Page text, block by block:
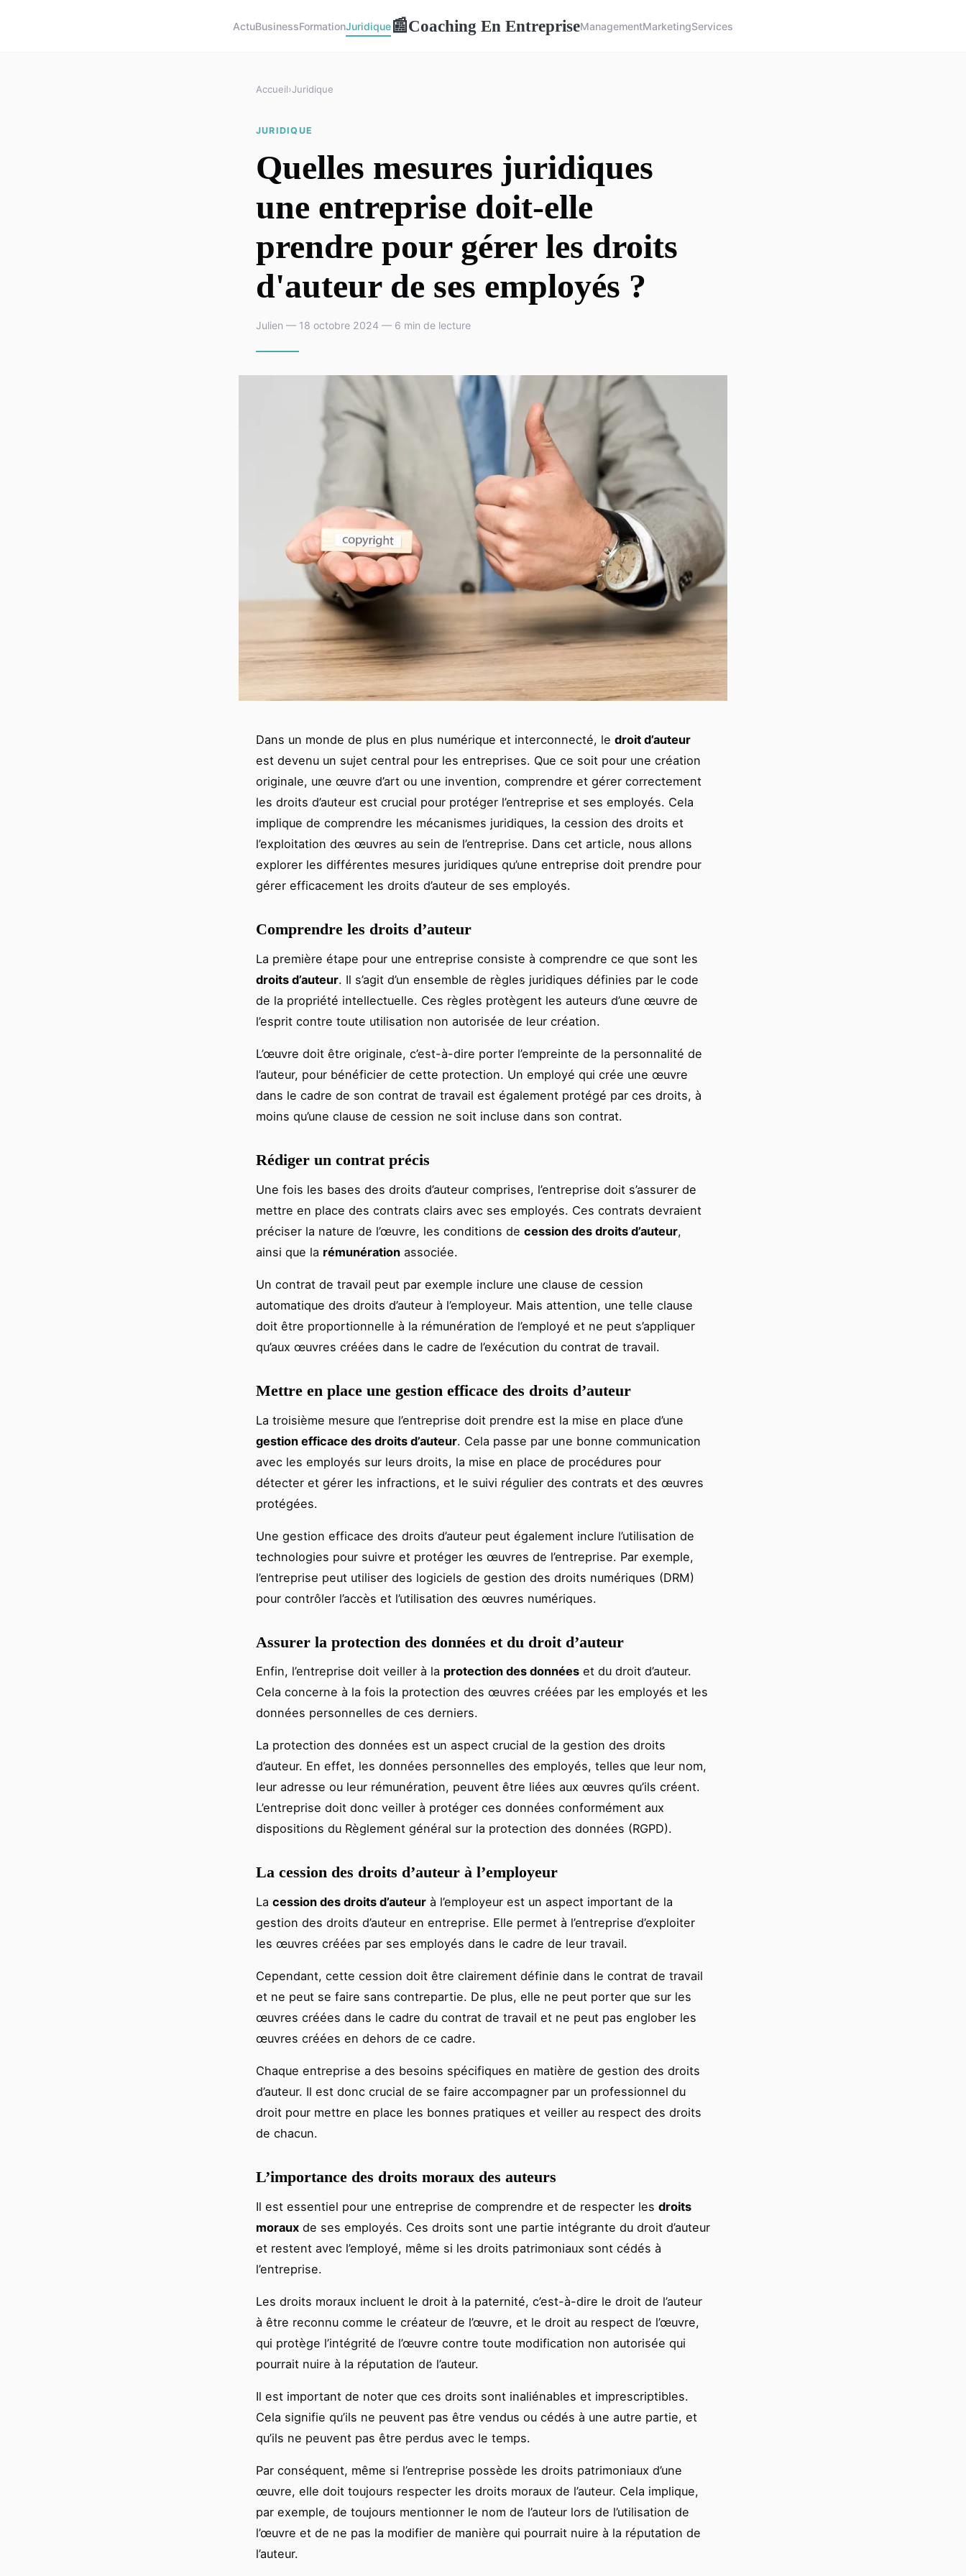
ActuBusinessFormationJuridique📰Coaching En EntrepriseManagementMarketingServices
Accueil›Juridique
JURIDIQUE
Quelles mesures juridiques
une entreprise doit-elle
prendre pour gérer les droits
d'auteur de ses employés ?
Julien — 18 octobre 2024 — 6 min de lecture
Dans un monde de plus en plus numérique et interconnecté, le droit d’auteur
est devenu un sujet central pour les entreprises. Que ce soit pour une création
originale, une œuvre d’art ou une invention, comprendre et gérer correctement
les droits d’auteur est crucial pour protéger l’entreprise et ses employés. Cela
implique de comprendre les mécanismes juridiques, la cession des droits et
l’exploitation des œuvres au sein de l’entreprise. Dans cet article, nous allons
explorer les différentes mesures juridiques qu’une entreprise doit prendre pour
gérer efficacement les droits d’auteur de ses employés.
Comprendre les droits d’auteur
La première étape pour une entreprise consiste à comprendre ce que sont les
droits d’auteur. Il s’agit d’un ensemble de règles juridiques définies par le code
de la propriété intellectuelle. Ces règles protègent les auteurs d’une œuvre de
l’esprit contre toute utilisation non autorisée de leur création.
L’œuvre doit être originale, c’est-à-dire porter l’empreinte de la personnalité de
l’auteur, pour bénéficier de cette protection. Un employé qui crée une œuvre
dans le cadre de son contrat de travail est également protégé par ces droits, à
moins qu’une clause de cession ne soit incluse dans son contrat.
Rédiger un contrat précis
Une fois les bases des droits d’auteur comprises, l’entreprise doit s’assurer de
mettre en place des contrats clairs avec ses employés. Ces contrats devraient
préciser la nature de l’œuvre, les conditions de cession des droits d’auteur,
ainsi que la rémunération associée.
Un contrat de travail peut par exemple inclure une clause de cession
automatique des droits d’auteur à l’employeur. Mais attention, une telle clause
doit être proportionnelle à la rémunération de l’employé et ne peut s’appliquer
qu’aux œuvres créées dans le cadre de l’exécution du contrat de travail.
Mettre en place une gestion efficace des droits d’auteur
La troisième mesure que l’entreprise doit prendre est la mise en place d’une
gestion efficace des droits d’auteur. Cela passe par une bonne communication
avec les employés sur leurs droits, la mise en place de procédures pour
détecter et gérer les infractions, et le suivi régulier des contrats et des œuvres
protégées.
Une gestion efficace des droits d’auteur peut également inclure l’utilisation de
technologies pour suivre et protéger les œuvres de l’entreprise. Par exemple,
l’entreprise peut utiliser des logiciels de gestion des droits numériques (DRM)
pour contrôler l’accès et l’utilisation des œuvres numériques.
Assurer la protection des données et du droit d’auteur
Enfin, l’entreprise doit veiller à la protection des données et du droit d’auteur.
Cela concerne à la fois la protection des œuvres créées par les employés et les
données personnelles de ces derniers.
La protection des données est un aspect crucial de la gestion des droits
d’auteur. En effet, les données personnelles des employés, telles que leur nom,
leur adresse ou leur rémunération, peuvent être liées aux œuvres qu’ils créent.
L’entreprise doit donc veiller à protéger ces données conformément aux
dispositions du Règlement général sur la protection des données (RGPD).
La cession des droits d’auteur à l’employeur
La cession des droits d’auteur à l’employeur est un aspect important de la
gestion des droits d’auteur en entreprise. Elle permet à l’entreprise d’exploiter
les œuvres créées par ses employés dans le cadre de leur travail.
Cependant, cette cession doit être clairement définie dans le contrat de travail
et ne peut se faire sans contrepartie. De plus, elle ne peut porter que sur les
œuvres créées dans le cadre du contrat de travail et ne peut pas englober les
œuvres créées en dehors de ce cadre.
Chaque entreprise a des besoins spécifiques en matière de gestion des droits
d’auteur. Il est donc crucial de se faire accompagner par un professionnel du
droit pour mettre en place les bonnes pratiques et veiller au respect des droits
de chacun.
L’importance des droits moraux des auteurs
Il est essentiel pour une entreprise de comprendre et de respecter les droits
moraux de ses employés. Ces droits sont une partie intégrante du droit d’auteur
et restent avec l’employé, même si les droits patrimoniaux sont cédés à
l’entreprise.
Les droits moraux incluent le droit à la paternité, c’est-à-dire le droit de l’auteur
à être reconnu comme le créateur de l’œuvre, et le droit au respect de l’œuvre,
qui protège l’intégrité de l’œuvre contre toute modification non autorisée qui
pourrait nuire à la réputation de l’auteur.
Il est important de noter que ces droits sont inaliénables et imprescriptibles.
Cela signifie qu’ils ne peuvent pas être vendus ou cédés à une autre partie, et
qu’ils ne peuvent pas être perdus avec le temps.
Par conséquent, même si l’entreprise possède les droits patrimoniaux d’une
œuvre, elle doit toujours respecter les droits moraux de l’auteur. Cela implique,
par exemple, de toujours mentionner le nom de l’auteur lors de l’utilisation de
l’œuvre et de ne pas la modifier de manière qui pourrait nuire à la réputation de
l’auteur.